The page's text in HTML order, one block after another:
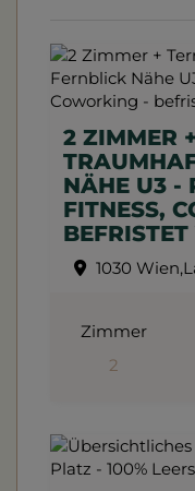
2 ZIMMER
NÄHE U3 -
FITNESS,
1030
Zimmer
2